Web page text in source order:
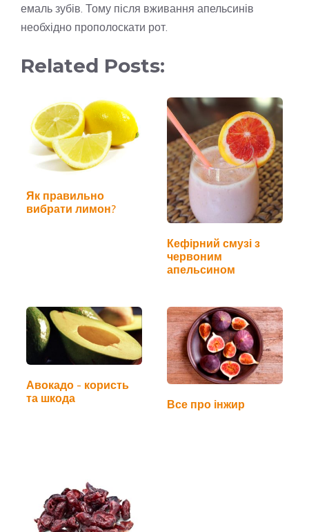
емаль зубів. Тому після вживання апельсинів
необхідно прополоскати рот.
Related Posts:
Як правильно
вибрати лимон?
Кефірний смузі з
червоним
апельсином
Авокадо - користь
та шкода
Все про інжир